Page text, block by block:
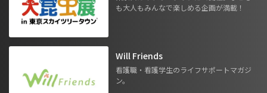
も大人もみんなで楽しめる企画が満載！
Will Friends
看護職・看護学生のライフサポートマガジ
ン。